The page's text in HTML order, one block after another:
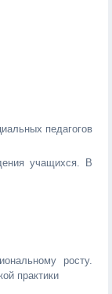
педагогов
учащихся. В
росту.
практики